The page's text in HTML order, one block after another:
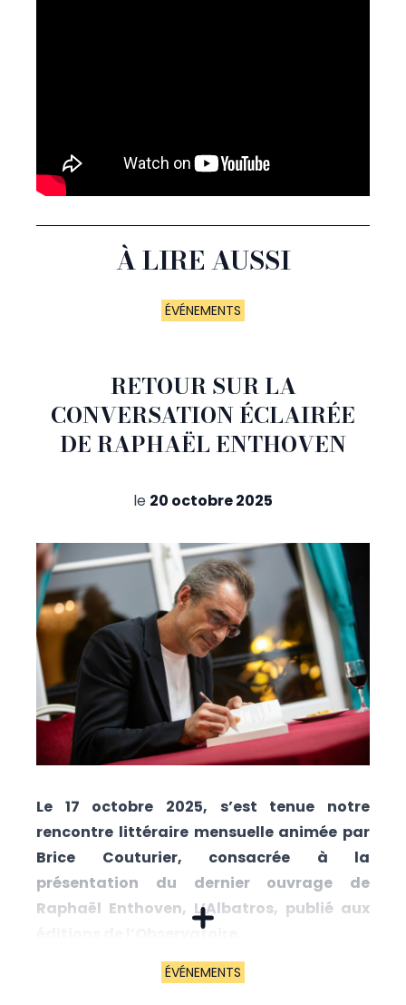
À LIRE AUSSI
ÉVÉNEMENTS
RETOUR SUR LA
CONVERSATION ÉCLAIRÉE
DE RAPHAËL ENTHOVEN
le 20 octobre 2025
Le 17 octobre 2025, s’est tenue notre
rencontre littéraire mensuelle animée par
Brice Couturier, consacrée à la
présentation du dernier ouvrage de
Raphaël Enthoven, L’Albatros, publié aux
éditions de l’Observatoire.
l’écriture est un moyen de rectifier l’existence
et de la pérenniser face à l’oubli, à l’image du
ÉVÉNEMENTS